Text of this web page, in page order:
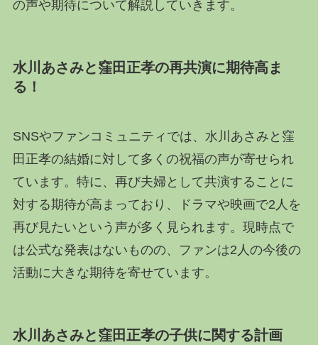
の声や期待について解説していきます。
水川あさみと窪田正孝の再共演に期待高ま
る！
SNSやファンコミュニティでは、水川あさみと窪
田正孝の結婚に対して多くの祝福の声が寄せられ
ています。特に、再び夫婦として共演することに
対する期待が高まっており、ドラマや映画で2人を
再び見たいという声が多く見られます。現時点で
は公式な発表はないものの、ファンは2人の今後の
活動に大きな期待を寄せています。
水川あさみと窪田正孝の子供に関する計画